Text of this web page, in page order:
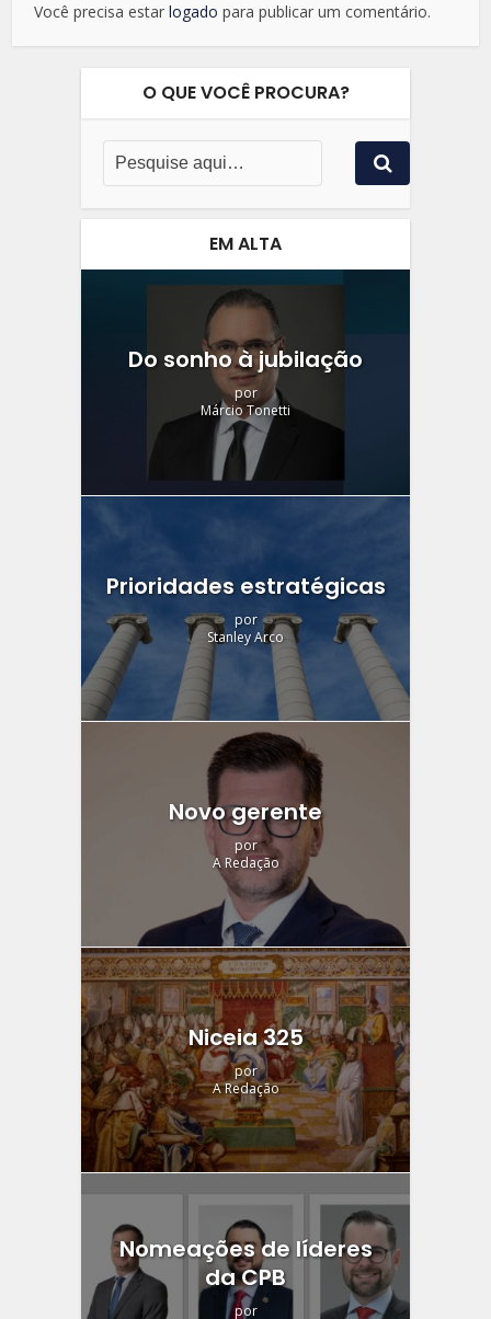
Você precisa estarlogado para publicar um comentário.
O QUE VOCÊ PROCURA?
EM ALTA
Do sonho à jubilação
por
Márcio Tonetti
Prioridades estratégicas
por
Stanley Arco
Novo gerente
por
A Redação
Niceia 325
por
A Redação
Nomeações de líderes
da CPB
por